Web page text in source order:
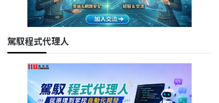
駕馭程式代理人